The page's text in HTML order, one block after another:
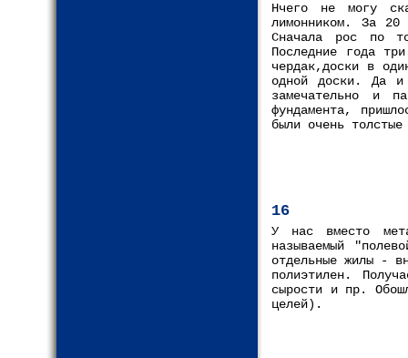
Нчего не могу
лимонником. За
Сначала рос по
Последние года
чердак,доски в
одной доски. Да
замечательно и
фундамента,
были очень
16
У нас вместо
называемый
отдельные жилы -
полиэтилен.
сырости и пр.
целей).